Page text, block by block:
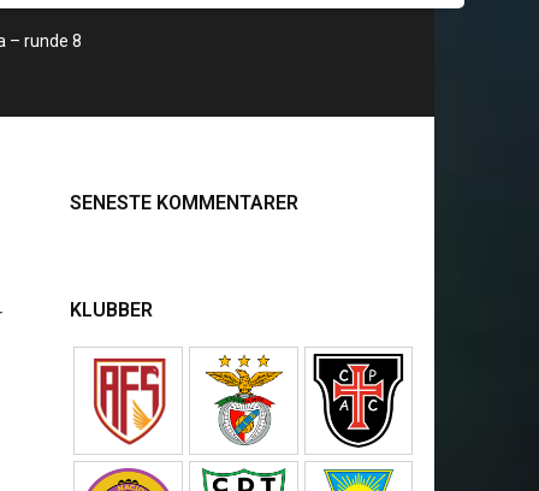
– runde 8
SENESTE KOMMENTARER
KLUBBER